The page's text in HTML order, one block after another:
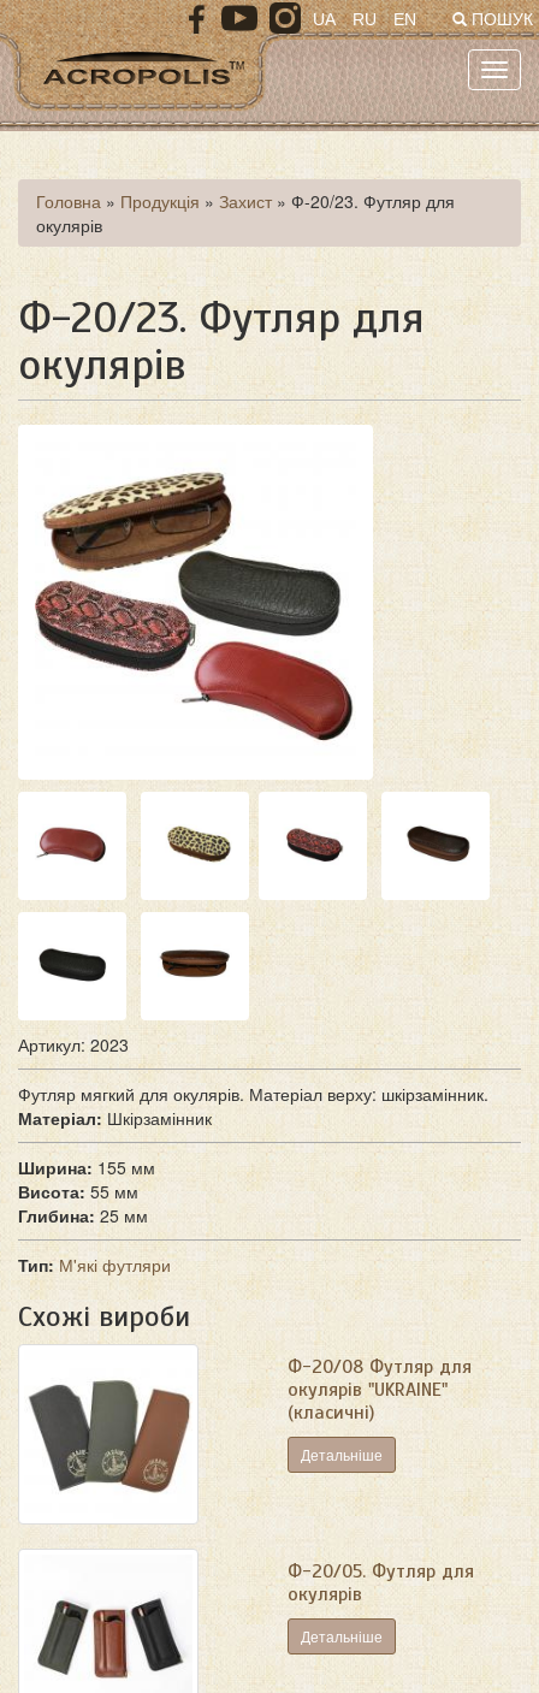
Перейти
до
основного
матеріалу
ПОШУК
UA RU EN
Ви
є
тут
Головна » Продукція » Захист » Ф-20/23. Футляр для
окулярів
Ф-20/23. Футляр для
окулярів
Артикул: 2023
Футляр мягкий для окулярів. Матеріал верху: шкірзамінник.
Матеріал: Шкірзамінник
Ширина: 155 мм
Висота: 55 мм
Глибина: 25 мм
Тип: М'які футляри
Схожі вироби
Ф-20/08 Футляр для
окулярів "UKRAINE"
(класичні)
Детальніше
Ф-20/05. Футляр для
окулярів
Детальніше